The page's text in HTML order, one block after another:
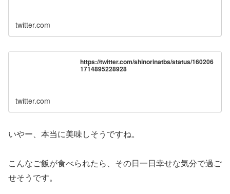
twitter.com
https://twitter.com/shinorinatbs/status/160206
1714895228928
twitter.com
いやー、本当に美味しそうですね。
こんなご飯が食べられたら、その日一日幸せな気分で過ご
せそうです。